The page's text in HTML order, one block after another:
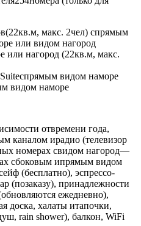
(22кв.м, макс. 2чел) спрямым
или видом нагород
или нагород (22кв.м, макс.
спрямым видом наморе
видом наморе
отвремени года,
каналом ирадио (телевизор
номерах свидом нагород—
сбоковым ипрямым видом
(бесплатно), эспрессо-
(позаказу), принадлежности
ежедневно),
доска, халаты итапочки,
rain shower), балкон, WiFi